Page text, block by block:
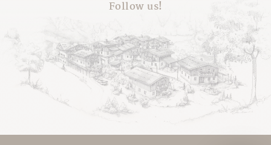
Follow us!